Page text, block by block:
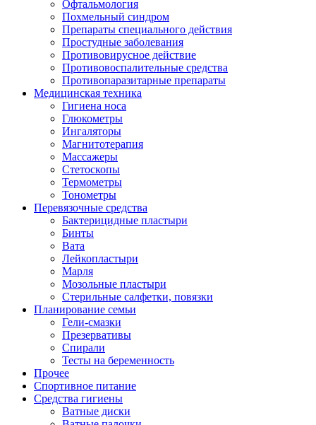
Офтальмология
Похмельный синдром
Препараты специального действия
Простудные заболевания
Противовирусное действие
Противовоспалительные средства
Противопаразитарные препараты
Медицинская техника
Гигиена носа
Глюкометры
Ингаляторы
Магнитотерапия
Массажеры
Стетоскопы
Термометры
Тонометры
Перевязочные средства
Бактерицидные пластыри
Бинты
Вата
Лейкопластыри
Марля
Мозольные пластыри
Стерильные салфетки, повязки
Планирование семьи
Гели-смазки
Презервативы
Спирали
Тесты на беременность
Прочее
Спортивное питание
Средства гигиены
Ватные диски